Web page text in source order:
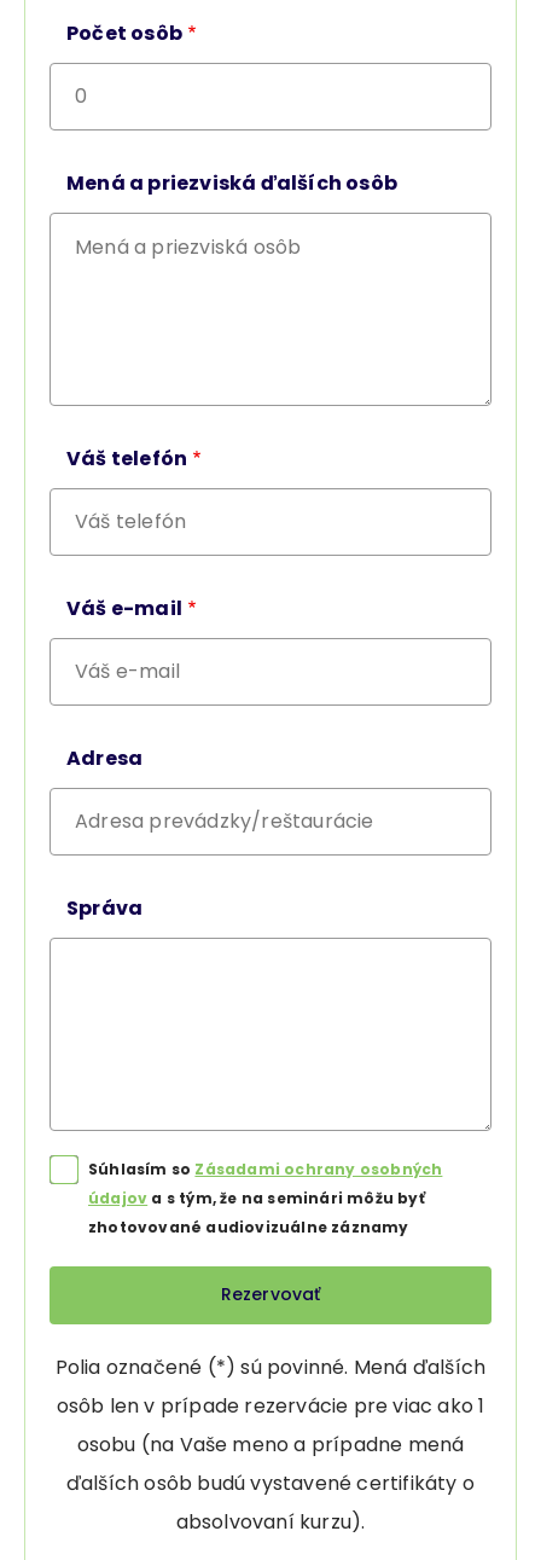
Počet osôb
Mená a priezviská ďalších osôb
Váš telefón
Váš e-mail
Adresa
Správa
Súhlasím so Zásadami ochrany osobných
údajov a s tým, že na seminári môžu byť
zhotovované audiovizuálne záznamy
Polia označené (*) sú povinné. Mená ďalších
osôb len v prípade rezervácie pre viac ako 1
osobu (na Vaše meno a prípadne mená
ďalších osôb budú vystavené certifikáty o
absolvovaní kurzu).